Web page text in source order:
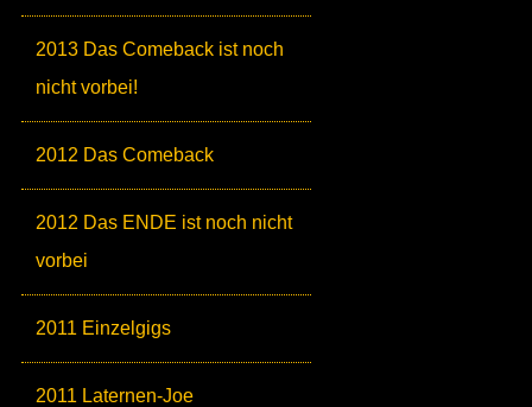
2013 Das Comeback ist noch
nicht vorbei!
2012 Das Comeback
2012 Das ENDE ist noch nicht
vorbei
2011 Einzelgigs
2011 Laternen-Joe